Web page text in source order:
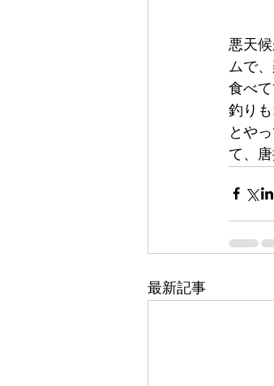
悪天候
ムで
食べ
釣り
とや
て、
最新記事